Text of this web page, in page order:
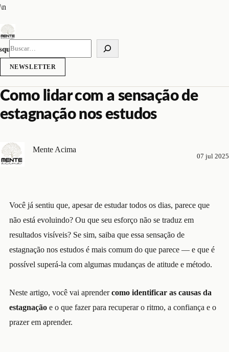
\n
o
conteúdo
NEWSLETTER
Como lidar com a sensação de
estagnação nos estudos
Mente Acima
07 jul 2025
Você já sentiu que, apesar de estudar todos os dias, parece que
não está evoluindo? Ou que seu esforço não se traduz em
resultados visíveis? Se sim, saiba que essa sensação de
estagnação nos estudos é mais comum do que parece — e que é
possível superá-la com algumas mudanças de atitude e método.
Neste artigo, você vai aprendercomo identificar as causas da
estagnação e o que fazer para recuperar o ritmo, a confiança e o
prazer em aprender.